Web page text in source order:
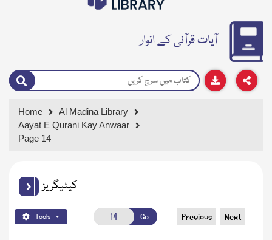
آیات قرآنی کے انوار
Home
Al Madina Library
Aayat E Qurani Kay Anwaar
Page 14
کیٹیگریز
Tools Go Previous Next